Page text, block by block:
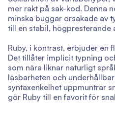
mer rakt på sak-kod. Denna
minska buggar orsakade av
till en stabil, högpresterande
Ruby, i kontrast, erbjuder en
Det tillåter implicit typning
som nära liknar naturligt
läsbarheten och
syntaxenkelhet uppmuntrar
gör Ruby till en favorit för